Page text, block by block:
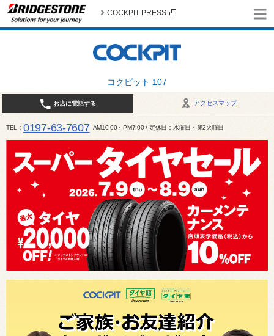
コクピット 107
COCKPIT PRESS
アクセスマップ
お店に電話する
TEL 0197-63-7607 AM10:00～PM7:00 / 定休日：水曜日・第2火曜日